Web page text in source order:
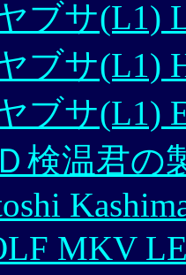
ブサ(L1)
ブサ(L1)
ブサ(L1)
検温君の
MKV